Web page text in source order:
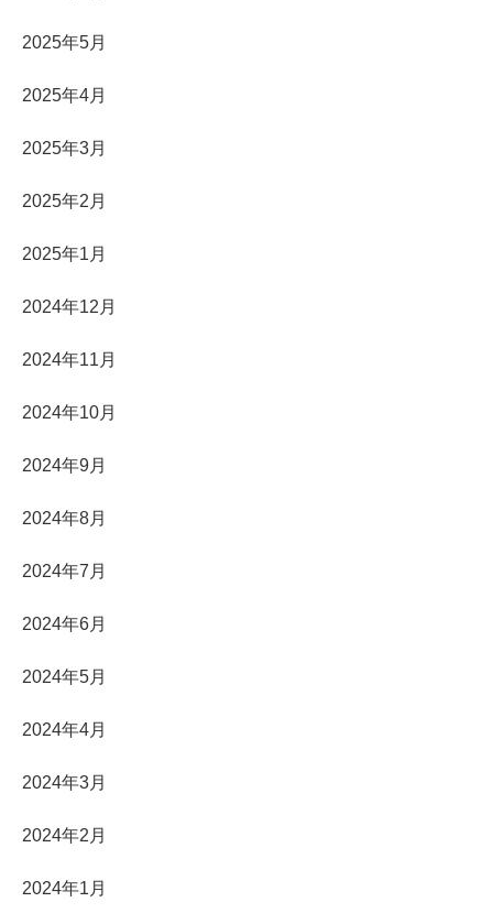
2025年5月
2025年4月
2025年3月
2025年2月
2025年1月
2024年12月
2024年11月
2024年10月
2024年9月
2024年8月
2024年7月
2024年6月
2024年5月
2024年4月
2024年3月
2024年2月
2024年1月